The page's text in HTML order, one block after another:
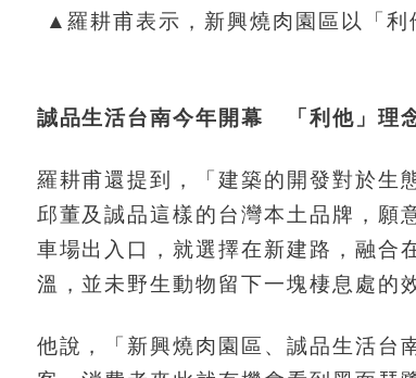
▲羅耕甫表示，新興燒肉園區以「
誠品生活台南今年開幕 「利他」理
羅耕甫還提到，「建築的開發對於生
邱董及誠品這樣的台灣本土品牌，願
車場出入口，就選擇在新建路，融合
溫，並未野生動物留下一塊棲息處的
他說，「新興燒肉園區、誠品生活台